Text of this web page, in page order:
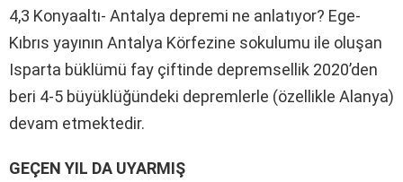
4,3 Konyaaltı- Antalya depremi ne anlatıyor? Ege-
Kıbrıs yayının Antalya Körfezine sokulumu ile oluşan
Isparta büklümü fay çiftinde depremsellik 2020’den
beri 4-5 büyüklüğündeki depremlerle (özellikle Alanya)
devam etmektedir.
GEÇEN YIL DA UYARMIŞ